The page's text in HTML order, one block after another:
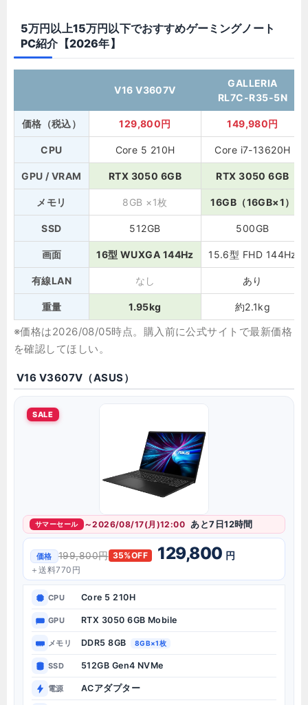
5万円以上15万円以下でおすすめゲーミングノート
PC紹介【2026年】
V16 V3607V
GALLERIA
RL7C-R35-5N
価格（税込） 129,800円 149,980円
CPU Core 5 210H Core i7-13620H
GPU / VRAM RTX 3050 6GB RTX 3050 6GB
メモリ 8GB ×1枚 16GB（16GB×1）
SSD 512GB 500GB
画面 16型 WUXGA 144Hz 15.6型 FHD 144Hz
有線LAN なし あり
重量 1.95kg 約2.1kg
※価格は2026/08/05時点。購入前に公式サイトで最新価格
を確認してほしい。
V16 V3607V（ASUS）
SALE
サマーセール ～2026/08/17(月)12:00 あと7日12時間
価格 199,800円 35%OFF 129,800 円
＋送料770円
CPU Core 5 210H
GPU RTX 3050 6GB Mobile
メモリ DDR5 8GB 8GB×1枚
SSD 512GB Gen4 NVMe
電源 ACアダプター